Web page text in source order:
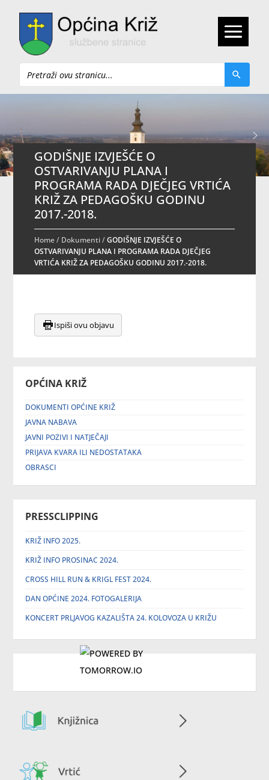
Pretraži
OPĆINA KRIŽ
DOKUMENTI OPĆINE KRIŽ
JAVNA NABAVA
JAVNI POZIVI I NATJEČAJI
PRIJAVA KVARA ILI NEDOSTATAKA
OBRASCI
PRESSCLIPPING
KRIŽ INFO 2025.
KRIŽ INFO PROSINAC 2024.
CROSS HILL RUN & KRIGL FEST 2024.
DAN OPĆINE 2024. FOTOGALERIJA
KONCERT PRLJAVOG KAZALIŠTA 24. KOLOVOZA U KRIŽU
GODIŠNJE IZVJEŠĆE O
OSTVARIVANJU PLANA I
PROGRAMA RADA DJEČJEG VRTIĆA
KRIŽ ZA PEDAGOŠKU GODINU
2017.-2018.
Home/ Dokumenti/GODIŠNJE IZVJEŠĆE O
OSTVARIVANJU PLANA I PROGRAMA RADA DJEČJEG
VRTIĆA KRIŽ ZA PEDAGOŠKU GODINU 2017.-2018.
Ispiši ovu objavu